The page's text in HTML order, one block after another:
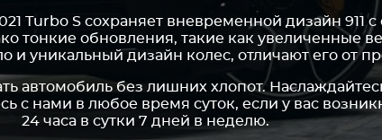
Turbo S сохраняет вневременной дизайн 911
тонкие обновления, такие как увеличенные
и уникальный дизайн колес, отличают его от
автомобиль без лишних хлопот.
с нами в любое время суток, если у вас
24 часа в сутки 7 дней в неделю.